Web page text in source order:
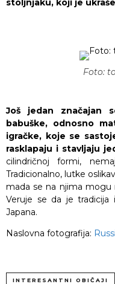
stoljnjaku, koji je
Foto:
Još jedan značajan
babuške, odnosno
igračke, koje se
rasklapaju i stavljaju
cilindričnoj formi,
Tradicionalno, lutke
mada se na njima mogu
Veruje se da je tradicija
Japana.
Naslovna fotografija:
INTERESANTNI OBIČAJI